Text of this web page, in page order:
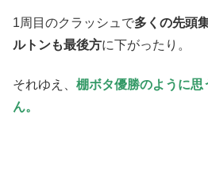
1周目のクラッシュで多くの先頭
ルトンも最後方に下がったり。
それゆえ、 棚ボタ優勝のように
ん。